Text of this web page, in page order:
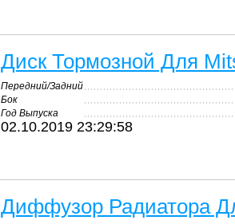
Диск Тормозной Для
Передний/Задний
Бок
Год Выпуска
02.10.2019 23:29:58
Диффузор Радиатора